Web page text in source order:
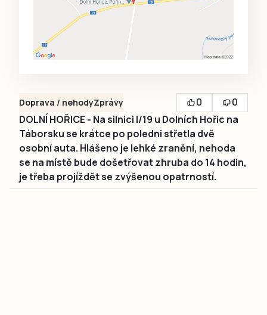
Doprava / nehodyZprávy 0
0
DOLNÍ HOŘICE - Na silnici I/19 u Dolních Hořic na
Táborsku se krátce po poledni střetla dvě
osobní auta. Hlášeno je lehké zranění, nehoda
se na místě bude došetřovat zhruba do 14 hodin,
je třeba projíždět se zvýšenou opatrností.